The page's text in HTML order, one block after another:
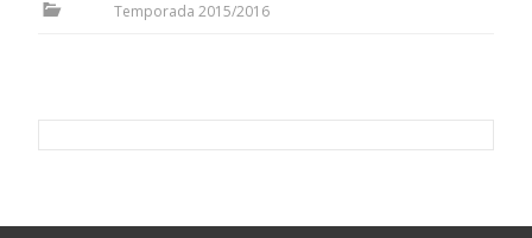
Temporada 2015/2016